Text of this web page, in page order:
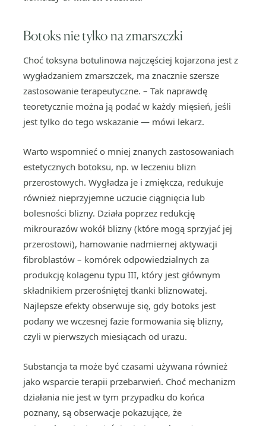
Botoks nie tylko na zmarszczki
Choć toksyna botulinowa najczęściej kojarzona jest z
wygładzaniem zmarszczek, ma znacznie szersze
zastosowanie terapeutyczne. – Tak naprawdę
teoretycznie można ją podać w każdy mięsień, jeśli
jest tylko do tego wskazanie — mówi lekarz.
Warto wspomnieć o mniej znanych zastosowaniach
estetycznych botoksu, np. w leczeniu blizn
przerostowych. Wygładza je i zmiękcza, redukuje
również nieprzyjemne uczucie ciągnięcia lub
bolesności blizny. Działa poprzez redukcję
mikrourazów wokół blizny (które mogą sprzyjać jej
przerostowi), hamowanie nadmiernej aktywacji
fibroblastów – komórek odpowiedzialnych za
produkcję kolagenu typu III, który jest głównym
składnikiem przerośniętej tkanki bliznowatej.
Najlepsze efekty obserwuje się, gdy botoks jest
podany we wczesnej fazie formowania się blizny,
czyli w pierwszych miesiącach od urazu.
Substancja ta może być czasami używana również
jako wsparcie terapii przebarwień. Choć mechanizm
działania nie jest w tym przypadku do końca
poznany, są obserwacje pokazujące, że